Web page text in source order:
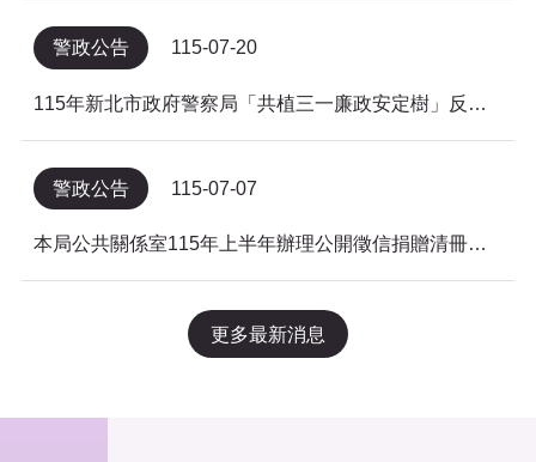
警政公告 115-07-20
115年新北市政府警察局「共植三一廉政安定樹」反貪倡廉有獎徵答得獎名單公告
警政公告 115-07-07
本局公共關係室115年上半年辦理公開徵信捐贈清冊及明細表，依公益勸募條例公告。
更多最新消息